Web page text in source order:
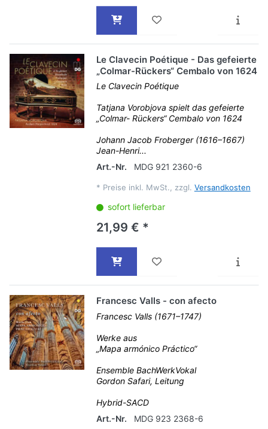
Le Clavecin Poétique - Das gefeierte
„Colmar-Rückers“ Cembalo von 1624
Le Clavecin Poétique
Tatjana Vorobjova spielt das gefeierte
„Colmar- Rückers“ Cembalo von 1624
Johann Jacob Froberger (1616–1667)
Jean-Henri...
Art.-Nr.
MDG 921 2360-6
* Preise inkl. MwSt., zzgl. Versandkosten
sofort lieferbar
21,99 € *
Francesc Valls - con afecto
Francesc Valls (1671–1747)
Werke aus
„Mapa armónico Práctico“
Ensemble BachWerkVokal
Gordon Safari, Leitung
Hybrid-SACD
Art.-Nr.
MDG 923 2368-6